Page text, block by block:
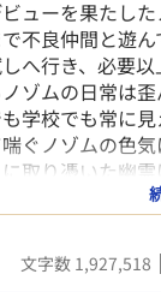
ューを果たし
不良仲間と遊
へ行き、必要
ゾムの日常は
学校でも常に
ぐノゾムの色気
に取り憑いた幽
の男と交わらせ
ボスに脅され
していた教師に
頼った幼馴
文字数 1,927,518